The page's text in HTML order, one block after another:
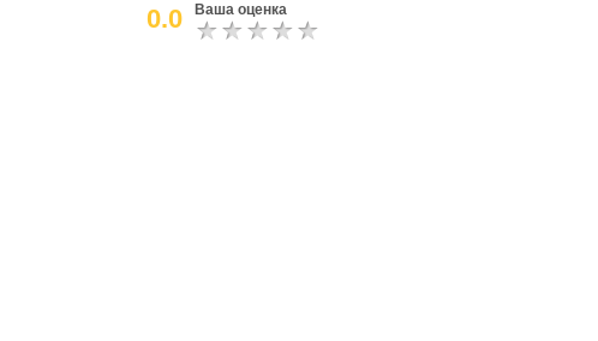
0.0 Ваша оценка